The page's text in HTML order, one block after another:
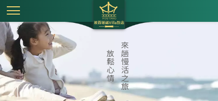
放
鬆
心
情
來
趟
慢
活
之
旅